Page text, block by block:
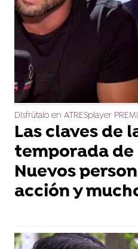
Disfrútalo en ATRESplayer
Las claves de
temporada de
Nuevos
acción y